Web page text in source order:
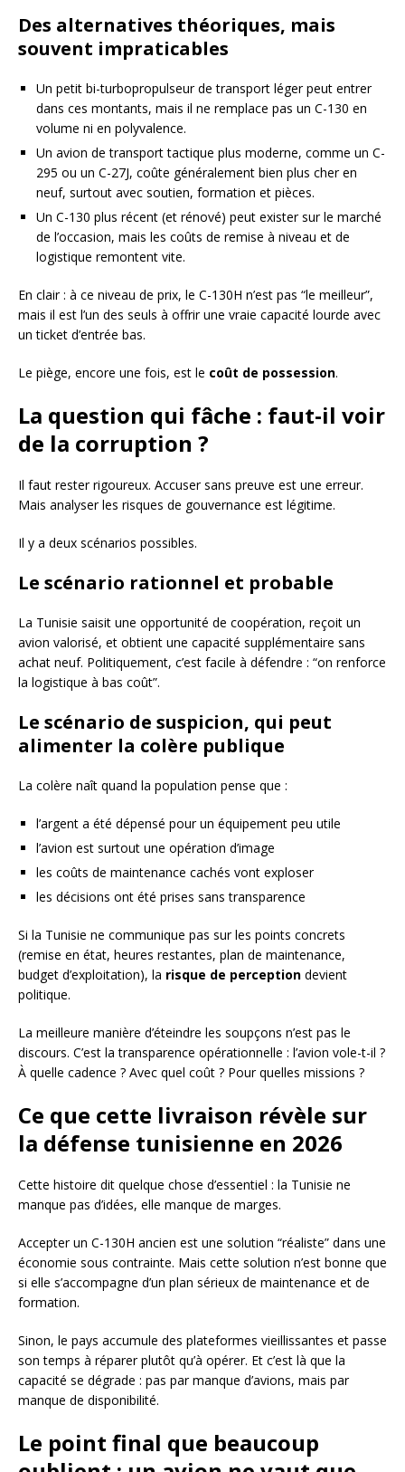
Des alternatives théoriques, mais
souvent impraticables
Un petit bi-turbopropulseur de transport léger peut entrer
dans ces montants, mais il ne remplace pas un C-130 en
volume ni en polyvalence.
Un avion de transport tactique plus moderne, comme un C-
295 ou un C-27J, coûte généralement bien plus cher en
neuf, surtout avec soutien, formation et pièces.
Un C-130 plus récent (et rénové) peut exister sur le marché
de l’occasion, mais les coûts de remise à niveau et de
logistique remontent vite.
En clair : à ce niveau de prix, le C-130H n’est pas “le meilleur”,
mais il est l’un des seuls à offrir une vraie capacité lourde avec
un ticket d’entrée bas.
Le piège, encore une fois, est le coût de possession.
La question qui fâche : faut-il voir
de la corruption ?
Il faut rester rigoureux. Accuser sans preuve est une erreur.
Mais analyser les risques de gouvernance est légitime.
Il y a deux scénarios possibles.
Le scénario rationnel et probable
La Tunisie saisit une opportunité de coopération, reçoit un
avion valorisé, et obtient une capacité supplémentaire sans
achat neuf. Politiquement, c’est facile à défendre : “on renforce
la logistique à bas coût”.
Le scénario de suspicion, qui peut
alimenter la colère publique
La colère naît quand la population pense que :
l’argent a été dépensé pour un équipement peu utile
l’avion est surtout une opération d’image
les coûts de maintenance cachés vont exploser
les décisions ont été prises sans transparence
Si la Tunisie ne communique pas sur les points concrets
(remise en état, heures restantes, plan de maintenance,
budget d’exploitation), la risque de perception devient
politique.
La meilleure manière d’éteindre les soupçons n’est pas le
discours. C’est la transparence opérationnelle : l’avion vole-t-il ?
À quelle cadence ? Avec quel coût ? Pour quelles missions ?
Ce que cette livraison révèle sur
la défense tunisienne en 2026
Cette histoire dit quelque chose d’essentiel : la Tunisie ne
manque pas d’idées, elle manque de marges.
Accepter un C-130H ancien est une solution “réaliste” dans une
économie sous contrainte. Mais cette solution n’est bonne que
si elle s’accompagne d’un plan sérieux de maintenance et de
formation.
Sinon, le pays accumule des plateformes vieillissantes et passe
son temps à réparer plutôt qu’à opérer. Et c’est là que la
capacité se dégrade : pas par manque d’avions, mais par
manque de disponibilité.
Le point final que beaucoup